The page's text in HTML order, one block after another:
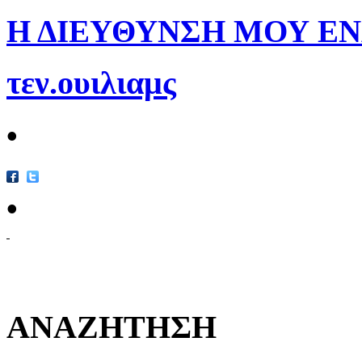
Η ΔΙΕΥΘΥΝΣΗ ΜΟΥ
τεν.ουιλιαμς
•
•
ΑΝΑΖΗΤΗΣΗ